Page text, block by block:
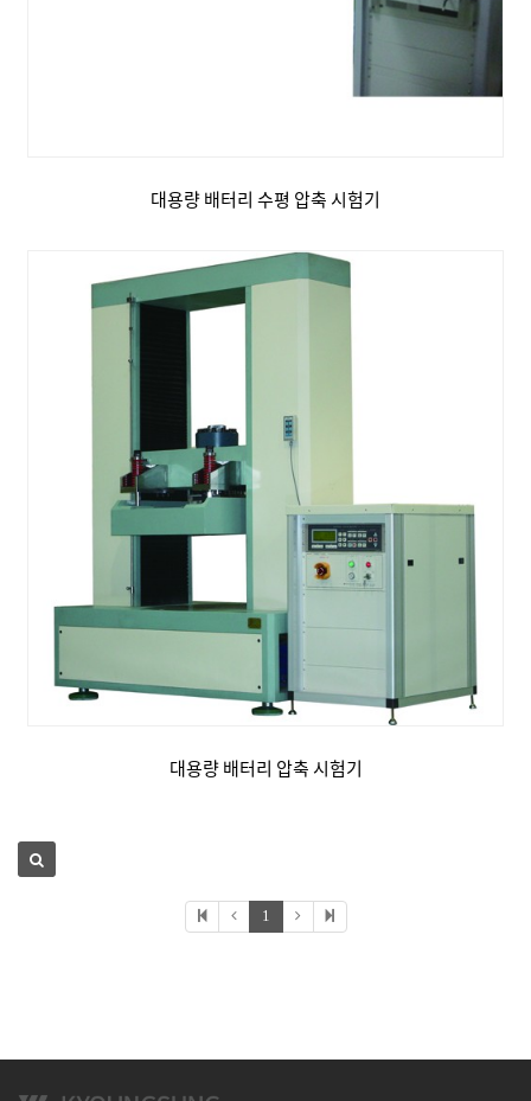
대용량 배터리 수평 압축 시험기
대용량 배터리 압축 시험기
1